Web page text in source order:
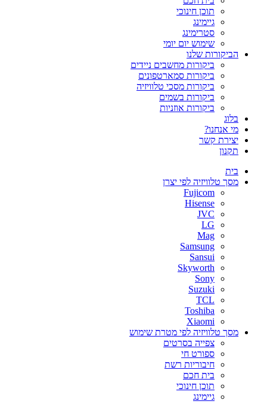
תוכן חינוכי
גיימינג
סטרימינג
שימוש יום יומי
הביקורות שלנו
ביקורות מחשבים ניידים
ביקורות סמארטפונים
ביקורות מסכי טלוויזיה
ביקורות בשמים
ביקורות אוזניות
בלוג
מי אנחנו?
יצירת קשר
תקנון
בית
מסך טלוויזיה לפי יצרן
Fujicom
Hisense
JVC
LG
Mag
Samsung
Sansui
Skyworth
Sony
Suzuki
TCL
Toshiba
Xiaomi
מסך טלוויזיה לפי מטרת שימוש
צפייה בסרטים
ספורט חי
חיבוריות רשת
בית חכם
תוכן חינוכי
גיימינג